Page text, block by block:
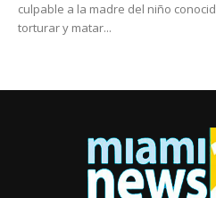
culpable a la madre del niño
torturar y matar...